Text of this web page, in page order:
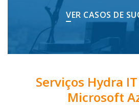
VER CASOS DE
Serviços Hydra
Microsoft